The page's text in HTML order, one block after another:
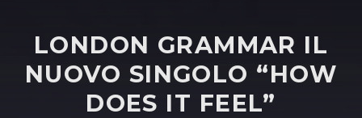
LONDON GRAMMAR IL
NUOVO SINGOLO “HOW
DOES IT FEEL”